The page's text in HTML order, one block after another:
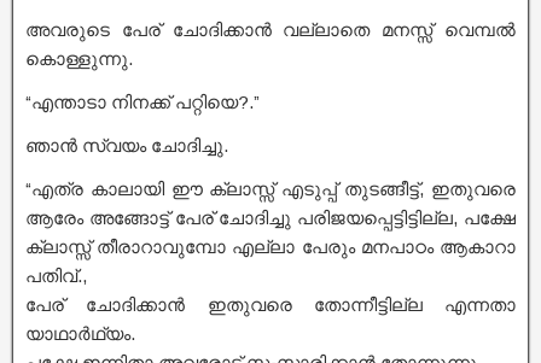
അവരുടെ പേര് ചോദിക്കാൻ വല്ലാതെ മനസ്സ് വെമ്പൽ
കൊള്ളുന്നു.
“എന്താടാ നിനക്ക് പറ്റിയെ?.”
ഞാൻ സ്വയം ചോദിച്ചു.
“എത്ര കാലായി ഈ ക്ലാസ്സ്‌ എടുപ്പ് തുടങ്ങീട്ട്, ഇതുവരെ
ആരേം അങ്ങോട്ട് പേര് ചോദിച്ചു പരിജയപ്പെട്ടിട്ടില്ല, പക്ഷേ
ക്ലാസ്സ്‌ തീരാറാവുമ്പോ എല്ലാ പേരും മനപാഠം ആകാറാ
പതിവ്.,
പേര് ചോദിക്കാൻ ഇതുവരെ തോന്നീട്ടില്ല എന്നതാ
യാഥാർഥ്യം.